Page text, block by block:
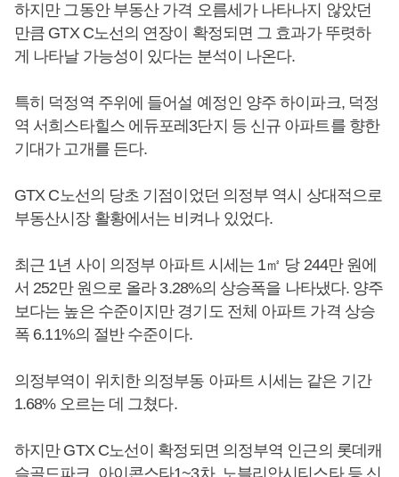
하지만 그동안 부동산 가격 오름세가 나타나지 않았던
만큼 GTX C노선의 연장이 확정되면 그 효과가 뚜렷하
게 나타날 가능성이 있다는 분석이 나온다.
특히 덕정역 주위에 들어설 예정인 양주 하이파크, 덕정
역 서희스타힐스 에듀포레3단지 등 신규 아파트를 향한
기대가 고개를 든다.
GTX C노선의 당초 기점이었던 의정부 역시 상대적으로
부동산시장 활황에서는 비켜나 있었다.
최근 1년 사이 의정부 아파트 시세는 1㎡ 당 244만 원에
서 252만 원으로 올라 3.28%의 상승폭을 나타냈다. 양주
보다는 높은 수준이지만 경기도 전체 아파트 가격 상승
폭 6.11%의 절반 수준이다.
의정부역이 위치한 의정부동 아파트 시세는 같은 기간
1.68% 오르는 데 그쳤다.
하지만 GTX C노선이 확정되면 의정부역 인근의 롯데캐